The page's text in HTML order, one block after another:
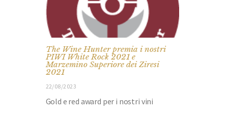
The Wine Hunter premia i nostri
PIWI White Rock 2021 e
Marzemino Superiore dei Ziresi
2021
22/08/2023
Gold e red award per i nostri vini